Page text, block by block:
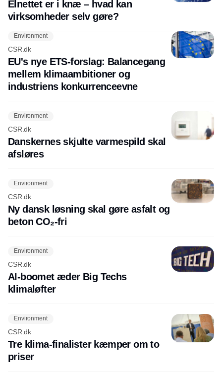
Elnettet er i knæ – hvad kan
virksomheder selv gøre?
Environment
CSR.dk
EU's nye ETS-forslag: Balancegang
mellem klimaambitioner og
industriens konkurrenceevne
Environment
CSR.dk
Danskernes skjulte varmespild skal
afsløres
Environment
CSR.dk
Ny dansk løsning skal gøre asfalt og
beton CO₂-fri
Environment
CSR.dk
AI-boomet æder Big Techs
klimaløfter
Environment
CSR.dk
Tre klima-finalister kæmper om to
priser